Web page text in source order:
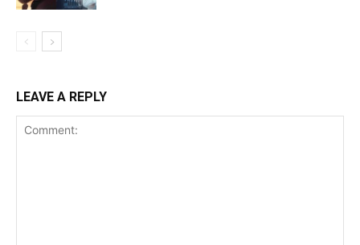
LEAVE A REPLY